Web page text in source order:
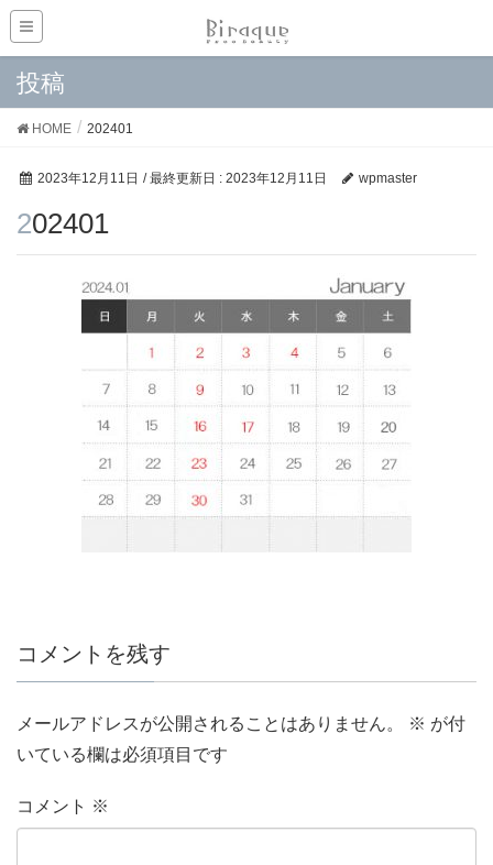
投稿
HOME 202401
2023年12月11日 / 最終更新日 : 2023年12月11日 wpmaster
202401
コメントを残す
メールアドレスが公開されることはありません。 ※ が付
いている欄は必須項目です
コメント ※